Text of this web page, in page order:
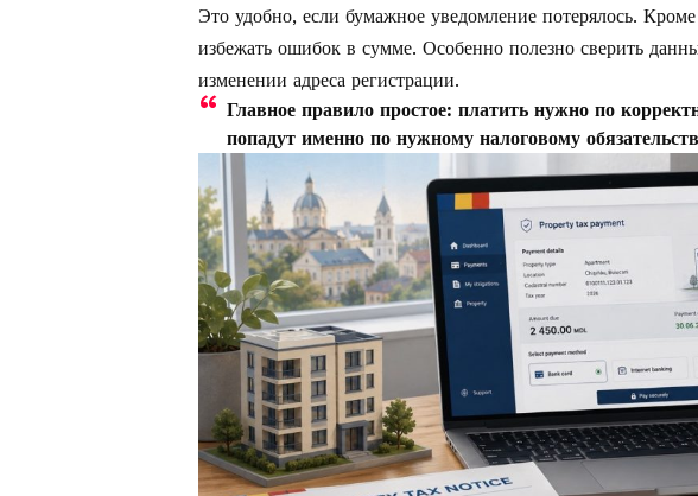
Это удобно, если бумажное уведомление потерялось.
избежать ошибок в сумме. Особенно полезно сверить
изменении адреса регистрации.
Главное правило простое: платить нужно по
попадут именно по нужному налоговому